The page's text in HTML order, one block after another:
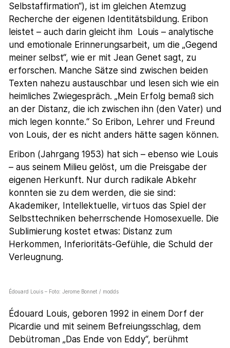
Selbstaffirmation“), ist im gleichen Atemzug
Recherche der eigenen Identitätsbildung. Eribon
leistet – auch darin gleicht ihm Louis – analytische
und emotionale Erinnerungsarbeit, um die „Gegend
meiner selbst“, wie er mit Jean Genet sagt, zu
erforschen. Manche Sätze sind zwischen beiden
Texten nahezu austauschbar und lesen sich wie ein
heimliches Zwiegespräch. „Mein Erfolg bemaß sich
an der Distanz, die ich zwischen ihn (den Vater) und
mich legen konnte.“ So Eribon, Lehrer und Freund
von Louis, der es nicht anders hätte sagen können.
Eribon (Jahrgang 1953) hat sich – ebenso wie Louis
– aus seinem Milieu gelöst, um die Preisgabe der
eigenen Herkunft. Nur durch radikale Abkehr
konnten sie zu dem werden, die sie sind:
Akademiker, Intellektuelle, virtuos das Spiel der
Selbsttechniken beherrschende Homosexuelle. Die
Sublimierung kostet etwas: Distanz zum
Herkommen, Inferioritäts-Gefühle, die Schuld der
Verleugnung.
Édouard Louis – Foto: Jerome Bonnet / modds
Édouard Louis, geboren 1992 in einem Dorf der
Picardie und mit seinem Befreiungsschlag, dem
Debütroman „Das Ende von Eddy“, berühmt